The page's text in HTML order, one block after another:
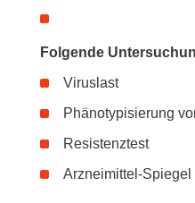
Folgende
Viruslast
Phänotypisierung
Resistenztest
Arzneimittel-Spiegel